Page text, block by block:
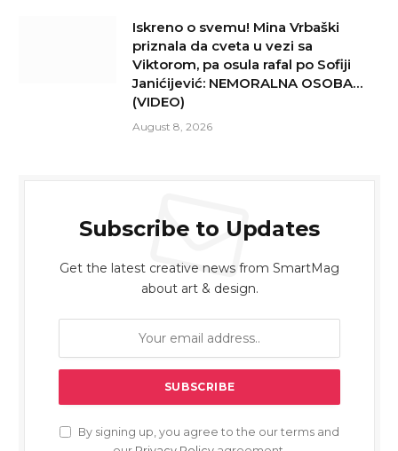
Iskreno o svemu! Mina Vrbaški
priznala da cveta u vezi sa
Viktorom, pa osula rafal po Sofiji
Janićijević: NEMORALNA OSOBA…
(VIDEO)
August 8, 2026
Subscribe to Updates
Get the latest creative news from SmartMag
about art & design.
By signing up, you agree to the our terms and